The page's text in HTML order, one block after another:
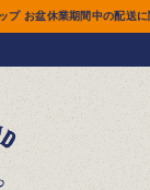
ウェブショップ お盆休業期